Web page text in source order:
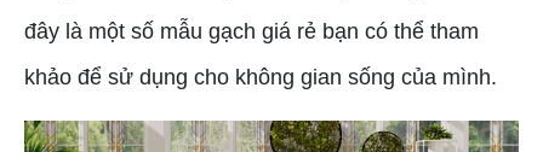
đây là một số mẫu gạch giá rẻ bạn có thể tham
khảo để sử dụng cho không gian sống của mình.